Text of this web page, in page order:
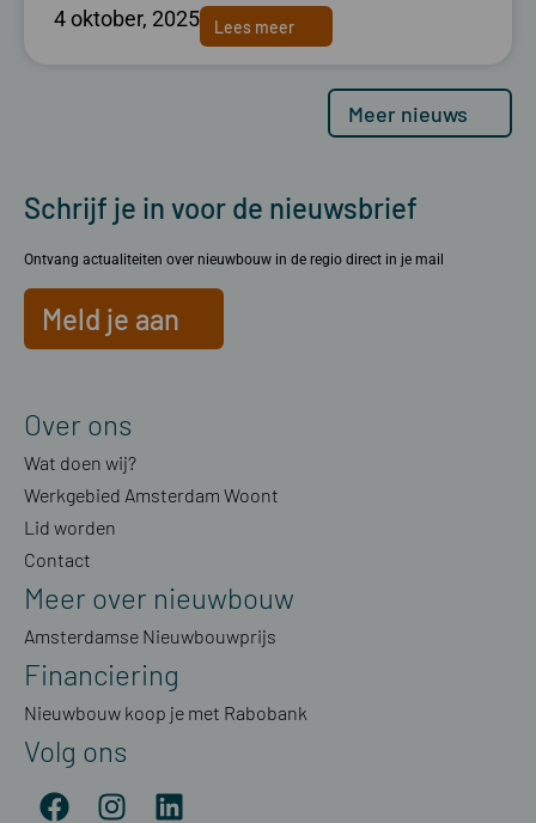
4 oktober, 2025 Lees meer
Meer nieuws
Schrijf je in voor de nieuwsbrief
Ontvang actualiteiten over nieuwbouw in de regio direct in je mail
Meld je aan
Over ons
Wat doen wij?
Werkgebied Amsterdam Woont
Lid worden
Contact
Meer over nieuwbouw
Amsterdamse Nieuwbouwprijs
Financiering
Nieuwbouw koop je met Rabobank
Volg ons